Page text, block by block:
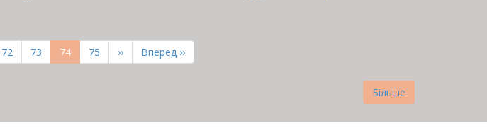
Page
72 Page
73
Поточна
сторінка
74 Page
75
Наступна
сторінка
››
Остання
сторінка
Вперед ››
Більше